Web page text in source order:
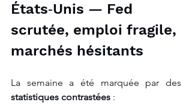
États‑Unis — Fed
scrutée, emploi fragile,
marchés hésitants
statistiques contrastées :